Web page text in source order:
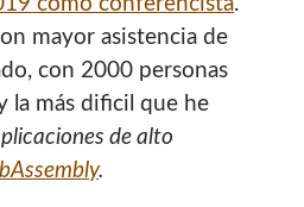
mayor asistencia de
con 2000 personas
la más dificil que he
de alto
.